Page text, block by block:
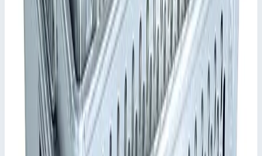
Элегантное и выразительное оформление, узнаваемый
дизайн ZARGES.
Поверхности изготовлены из высококачественных
анодированных алюминиевых профилей и
инновационных пластмассовых накладок, устойчивых
к появлению царапин. Кейс будет выглядеть
как новый даже после длительной эксплуатации.
Большой срок службы за счет прочной и легкой
конструкции.
Пластмассовые элементы защищают деликатные
поверхности от царапин.
Простые в обращении защелки со страховочным
стопором, предотвращающим самопроизвольное
открывание, и кодовым замком.